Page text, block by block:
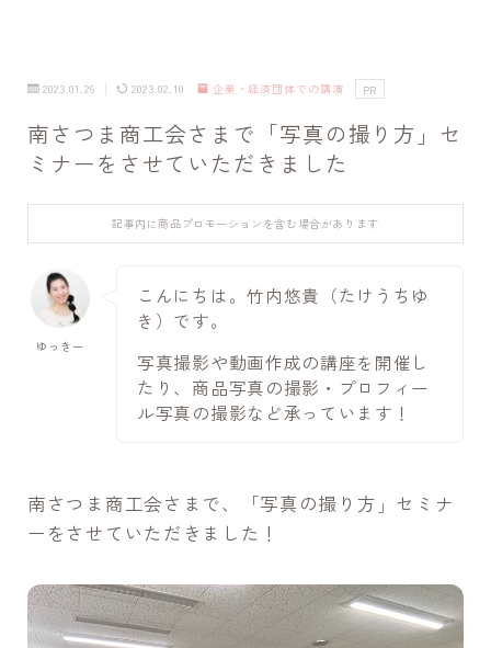
2023.01.26 2023.02.10 企業・経済団体での講演 PR
南さつま商工会さまで「写真の撮り方」セ
ミナーをさせていただきました
記事内に商品プロモーションを含む場合があります
ゆっきー
こんにちは。竹内悠貴（たけうちゆ
き）です。
写真撮影や動画作成の講座を開催し
たり、商品写真の撮影・プロフィー
ル写真の撮影など承っています！
南さつま商工会さまで、「写真の撮り方」セミナ
ーをさせていただきました！